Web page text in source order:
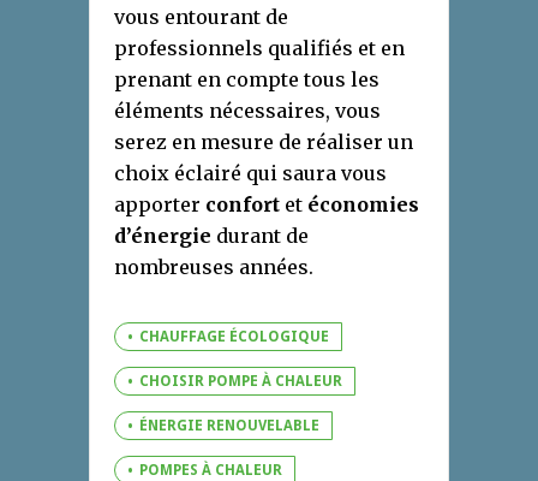
vous entourant de
professionnels qualifiés et en
prenant en compte tous les
éléments nécessaires, vous
serez en mesure de réaliser un
choix éclairé qui saura vous
apporter confort et économies
d’énergie durant de
nombreuses années.
CHAUFFAGE ÉCOLOGIQUE
CHOISIR POMPE À CHALEUR
ÉNERGIE RENOUVELABLE
POMPES À CHALEUR